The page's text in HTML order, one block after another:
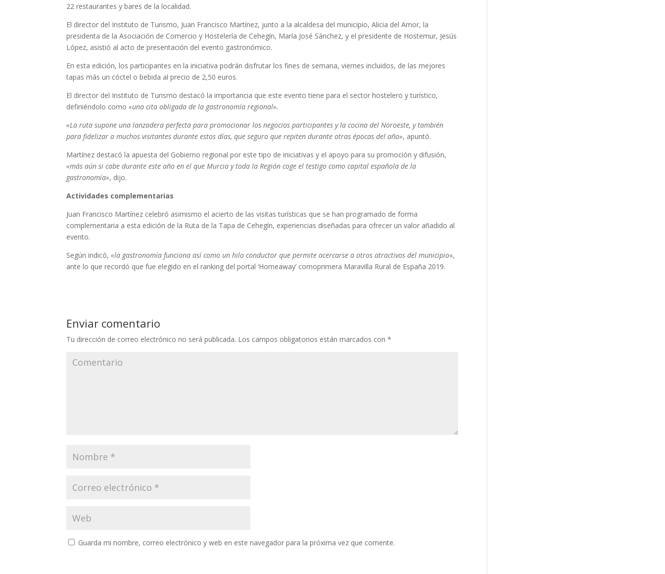
22 restaurantes y bares de la localidad.
El director del Instituto de Turismo, Juan Francisco Martínez, junto a la alcaldesa del municipio, Alicia del Amor, la
presidenta de la Asociación de Comercio y Hostelería de Cehegín, María José Sánchez, y el presidente de Hostemur, Jesús
López, asistió al acto de presentación del evento gastronómico.
En esta edición, los participantes en la iniciativa podrán disfrutar los fines de semana, viernes incluidos, de las mejores
tapas más un cóctel o bebida al precio de 2,50 euros.
El director del Instituto de Turismo destacó la importancia que este evento tiene para el sector hostelero y turístico,
definiéndolo como«una cita obligada de la gastronomía regional».
«La ruta supone una lanzadera perfecta para promocionar los negocios participantes y la cocina del Noroeste, y también
para fidelizar a muchos visitantes durante estos días, que seguro que repiten durante otras épocas del año», apuntó.
Martínez destacó la apuesta del Gobierno regional por este tipo de iniciativas y el apoyo para su promoción y difusión,
«más aún si cabe durante este año en el que Murcia y toda la Región coge el testigo como capital española de la
gastronomía», dijo.
Actividades complementarias
Juan Francisco Martínez celebró asimismo el acierto de las visitas turísticas que se han programado de forma
complementaria a esta edición de la Ruta de la Tapa de Cehegín, experiencias diseñadas para ofrecer un valor añadido al
evento.
Según indicó,«la gastronomía funciona así como un hilo conductor que permite acercarse a otros atractivos del municipio«,
ante lo que recordó que fue elegido en el ranking del portal ‘Homeaway’ comoprimera Maravilla Rural de España 2019.
Enviar comentario
Tu dirección de correo electrónico no será publicada. Los campos obligatorios están marcados con*
Guarda mi nombre, correo electrónico y web en este navegador para la próxima vez que comente.